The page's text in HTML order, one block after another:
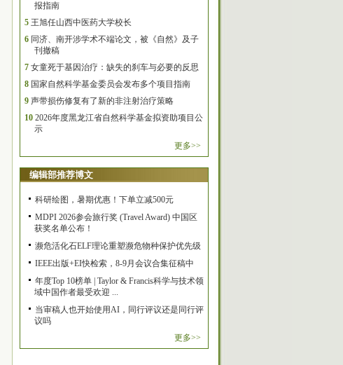
报指南
5 王旭任山西中医药大学校长
6 同济、南开涉学术不端论文，被《自然》及子
刊撤稿
7 女童死于基因治疗：缺失的刹车与必要的反思
8 国家自然科学基金委员会发布多个项目指南
9 声带损伤修复有了新的非注射治疗策略
10 2026年度黑龙江省自然科学基金拟资助项目公
示
更多>>
编辑部推荐博文
科研绘图，暑期优惠！下单立减500元
MDPI 2026参会旅行奖 (Travel Award) 中国区
获奖名单公布！
濒危活化石ELF理论重塑濒危物种保护优先级
IEEE出版+EI快检索，8-9月会议合集征稿中
年度Top 10榜单 | Taylor & Francis科学与技术领
域中国作者最受欢迎 ...
当审稿人也开始使用AI，同行评议还是同行评
议吗
更多>>